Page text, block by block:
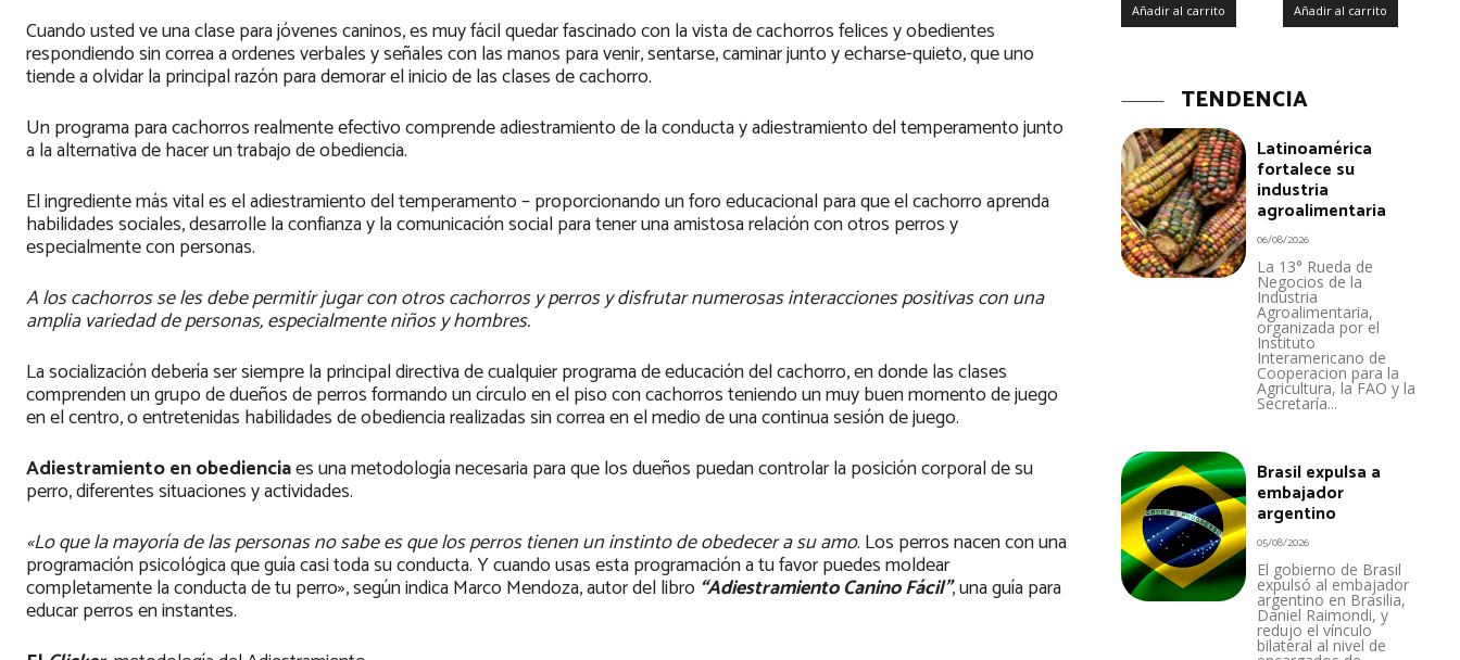
Cuando usted ve una clase para jóvenes caninos, es muy fácil quedar fascinado con la vista de cachorros felices y obedientes
respondiendo sin correa a ordenes verbales y señales con las manos para venir, sentarse, caminar junto y echarse-quieto, que uno
tiende a olvidar la principal razón para demorar el inicio de las clases de cachorro.
Un programa para cachorros realmente efectivo comprende adiestramiento de la conducta y adiestramiento del temperamento junto
a la alternativa de hacer un trabajo de obediencia.
El ingrediente más vital es el adiestramiento del temperamento – proporcionando un foro educacional para que el cachorro aprenda
habilidades sociales, desarrolle la confianza y la comunicación social para tener una amistosa relación con otros perros y
especialmente con personas.
A los cachorros se les debe permitir jugar con otros cachorros y perros y disfrutar numerosas interacciones positivas con una
amplia variedad de personas, especialmente niños y hombres.
La socialización debería ser siempre la principal directiva de cualquier programa de educación del cachorro, en donde las clases
comprenden un grupo de dueños de perros formando un círculo en el piso con cachorros teniendo un muy buen momento de juego
en el centro, o entretenidas habilidades de obediencia realizadas sin correa en el medio de una continua sesión de juego.
Adiestramiento en obedienciaes una metodología necesaria para que los dueños puedan controlar la posición corporal de su
perro, diferentes situaciones y actividades.
«Lo que la mayoría de las personas no sabe es que los perros tienen un instinto de obedecer a su amo. Los perros nacen con una
programación psicológica que guía casi toda su conducta. Y cuando usas esta programación a tu favor puedes moldear
completamente la conducta de tu perro», según indica Marco Mendoza, autor del libro “Adiestramiento Canino Fácil”, una guía para
educar perros en instantes.
Añadir al carrito Añadir al carrito
TENDENCIA
Latinoamérica
fortalece su
industria
agroalimentaria
06/08/2026
La 13° Rueda de
Negocios de la
Industria
Agroalimentaria,
organizada por el
Instituto
Interamericano de
Cooperacion para la
Agricultura, la FAO y la
Secretaría...
Brasil expulsa a
embajador
argentino
05/08/2026
El gobierno de Brasil
expulsó al embajador
argentino en Brasilia,
Daniel Raimondi, y
redujo el vínculo
bilateral al nivel de